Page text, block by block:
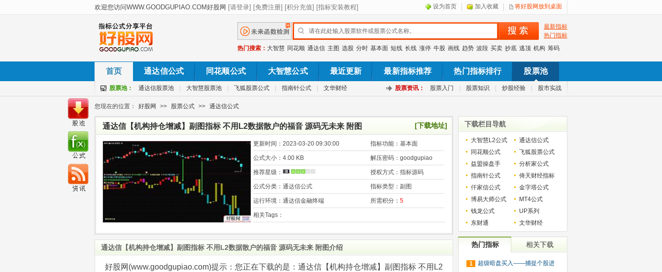
设为首页 加入收藏 将好股网放到桌面
最新指标
热门指标
热门搜索： 大智慧 同花顺 通达信 主图 选股 分时 基本面 短线 长线 涨停 牛股 画线 趋势 波段 买卖 抄底 逃顶 机构 筹码
首页 通达信公式 同花顺公式 大智慧公式 最近更新 最新指标推荐 热门指标排行 股票池
股票池： 通达信股票池 大智慧股票池 飞狐股票公式 指南针公式 文华财经 股票资讯： 股票入门 股票知识 炒股经验 股市实战
您现在的位置： 好股网 >> 股票公式 >> 通达信公式
通达信【机构持仓增减】副图指标 不用L2数据散户的福音 源码无未来 附图 [下载地址]
更新时间： 2023-03-20 09:30:00 指标功能： 基本面
公式大小： 4.00 KB 解压密码： goodgupiao
推荐星级： 授权方式： 指标源码
公式分类： 通达信公式 指标类型： 副图
运行环境： 通达信金融终端 所需积分： 5
相关Tags：
通达信【机构持仓增减】副图指标 不用L2数据散户的福音 源码无未来 附图介绍
好股网(www.goodgupiao.com)提示：您正在下载的是：通达信【机构持仓增减】副图指标 不用L2
下载栏目导航
大智慧L2公式
通达信公式
同花顺公式
飞狐股票公式
益盟操盘手
分析家公式
指南针公式
倚天财经指标
仟家信公式
金字塔公式
博易大师公式
MT4公式
钱龙公式
UP系列
东财通
文华财经
热门指标 相关下载
1
超级暗盘买入——捕捉个股进